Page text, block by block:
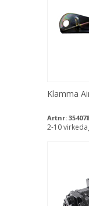
Klamma
Artnr:
2-10